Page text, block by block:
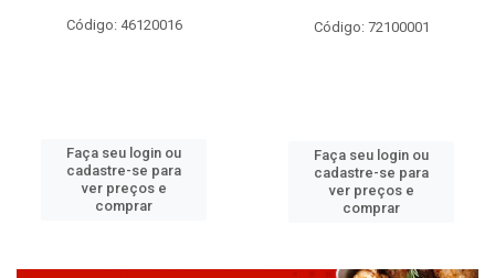
Código: 46120016
Faça seu login ou
cadastre-se para
ver preços e
comprar
Código: 72100001
Faça seu login ou
cadastre-se para
ver preços e
comprar